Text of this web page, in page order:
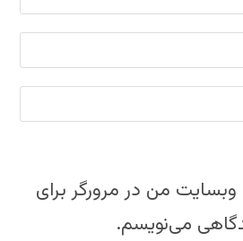
وبسایت من در مرورگر برای
می‌نویسم.